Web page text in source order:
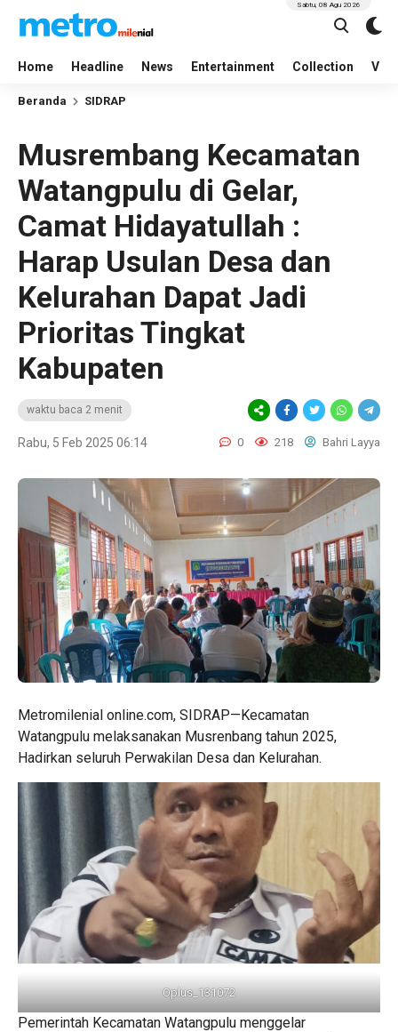
Home Headline News Entertainment Collection
Sabtu, 08 Agu 2026
Beranda SIDRAP
Musrembang Kecamatan
Watangpulu di Gelar,
Camat Hidayatullah :
Harap Usulan Desa dan
Kelurahan Dapat Jadi
Prioritas Tingkat
Kabupaten
waktu baca 2 menit
Rabu, 5 Feb 2025 06:14 0 218 Bahri Layya
Metromilenial online.com, SIDRAP—Kecamatan
Watangpulu melaksanakan Musrenbang tahun 2025,
Hadirkan seluruh Perwakilan Desa dan Kelurahan.
Oplus_131072
Pemerintah Kecamatan Watangpulu menggelar